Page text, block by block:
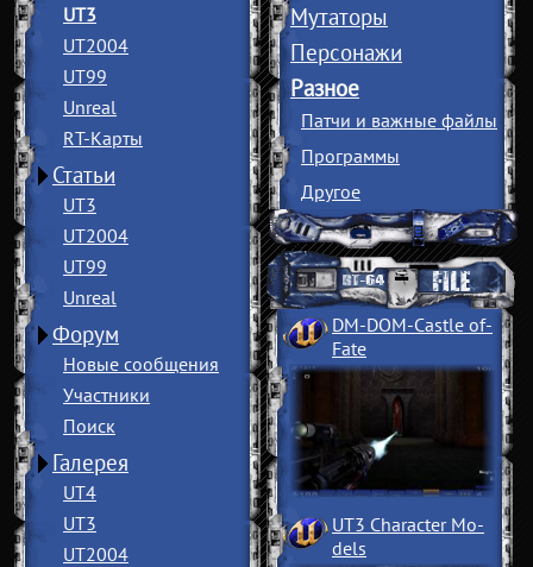
UT3
UT2004
UT99
Unreal
RT-Карты
Статьи
UT3
UT2004
UT99
Unreal
Форум
Новые сообщения
Участники
Поиск
Галерея
UT4
UT3
UT2004
Мутаторы
Персонажи
Разное
Патчи и важные файлы
Программы
Другое
DM-DOM-Castle of­
Fate
UT3 Character Mo­
dels